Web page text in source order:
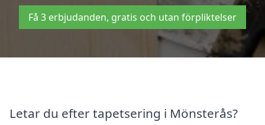
Få 3 erbjudanden, gratis och utan förpliktelser
Letar du efter tapetsering i Mönsterås?